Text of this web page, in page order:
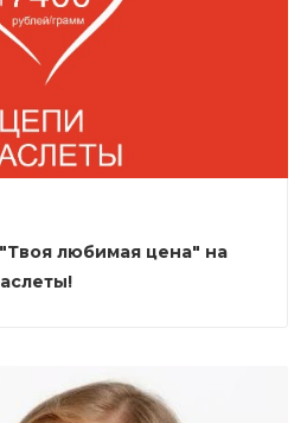
любимая цена" на